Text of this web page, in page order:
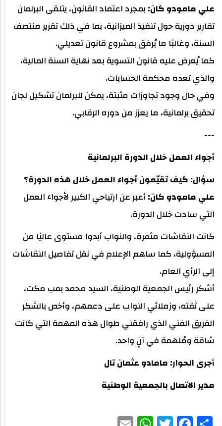
علي مامودو كان:بمجرد اعتماد القانون، يتلقى البرلمان
تقارير دورية حول تنفيذ الميزانية، بما في ذلك تقرير منتصف
السنة، وغالبًا ما يُرفق بمشروع قانون تعديلي.
كما يُعرض عليه قانون التسوية بعد نهاية السنة المالية،
والذي تعده محكمة الحسابات.
وفي حال وجود تجاوزات مثبتة، يمكن للبرلمان تشكيل لجان
تحقيق برلمانية، ما يعزز من دوره الرقابي.
---
أجواء العمل خلال الدورة البرلمانية
سؤال: كيف تقيّمون أجواء العمل خلال هذه الدورة؟
علي مامودو كان:أعبر عن ارتياحي الكبير لأجواء العمل
التي سادت خلال الدورة.
كانت النقاشات مثمرة، والنواب أبدوا مستوى عاليًا من
المسؤولية، كما ساهم الإعلام في نقل تفاصيل النقاشات
إلى الرأي العام.
أشكر رئيس الجمعية الوطنية، السيد محمد بمب مكت،
على ثقته، وزملائي النواب على دعمهم، وأخص بالشكر
الفريق الفني الذي رافقني طوال هذه المهمة التي كانت
شاقة ومُلهمة في آنٍ واحد.
أجرى الحوار: مامادو عثمان تال
مدير الاتصال بالجمعية الوطنية